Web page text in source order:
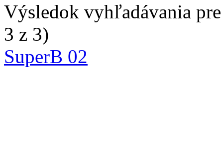
Výsledok vyhľadávania
3 z 3)
SuperB 02